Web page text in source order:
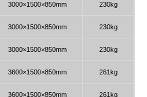
3000×1500×850mm 230kg
3000×1500×850mm 230kg
3000×1500×850mm 230kg
3600×1500×850mm 261kg
3600×1500×850mm 261kg